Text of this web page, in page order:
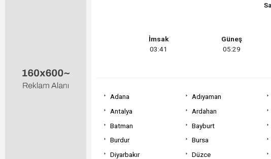
İmsak
03:41
Güneş
05:29
Adana Adıyaman
Antalya
Ardahan
Batman
Bayburt
Burdur
Bursa
Diyarbakır
Düzce